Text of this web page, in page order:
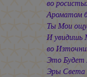
во
Ароматом
Ты Мои
И
во
Это Будет
Эры Света